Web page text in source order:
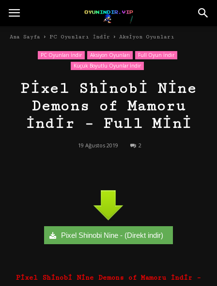
Ana Sayfa PC Oyunları İndir Aksiyon Oyunları
PC Oyunları İndir Aksiyon Oyunları
Full Oyun İndir
Küçük Boyutlu Oyunlar İndir
Pixel Shinobi Nine
Demons of Mamoru
İndir – Full Mini
19 Ağustos 2019 2
Pixel Shinobi Nine - (Direkt indir)
Pixel Shinobi Nine Demons of Mamoru İndir –